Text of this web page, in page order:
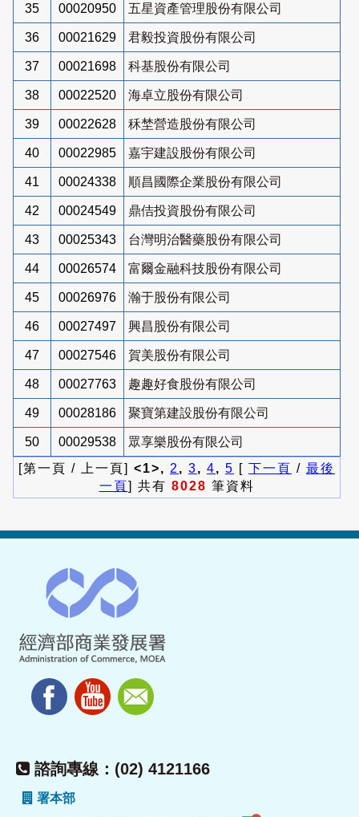
35 00020950 五星資產管理股份有限公司
36 00021629 君毅投資股份有限公司
37 00021698 科基股份有限公司
38 00022520 海卓立股份有限公司
39 00022628 秝埜營造股份有限公司
40 00022985 嘉宇建設股份有限公司
41 00024338 順昌國際企業股份有限公司
42 00024549 鼎佶投資股份有限公司
43 00025343 台灣明治醫藥股份有限公司
44 00026574 富爾金融科技股份有限公司
45 00026976 瀚于股份有限公司
46 00027497 興昌股份有限公司
47 00027546 賀美股份有限公司
48 00027763 趣趣好食股份有限公司
49 00028186 聚寶第建設股份有限公司
50 00029538
眾享樂股份有限公司
[第一頁 / 上一頁] <1>, 2 , 3, 4, 5 [ 下一頁 / 最後
一頁] 共有 8028 筆資料
諮詢專線：(02) 4121166
署本部